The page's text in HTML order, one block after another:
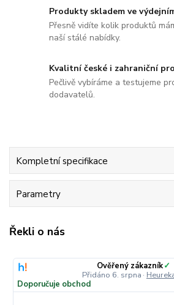
Produkty skladem ve
Přesně vidíte kolik produktů
naší stálé nabídky.
Kvalitní české i zahraniční
Pečlivě vybíráme a testujeme
dodavatelů.
Kompletní specifikace
Parametry
Řekli o nás
Ověřený zákazník✓
Přidáno 6. srpna ·
Doporučuje obchod